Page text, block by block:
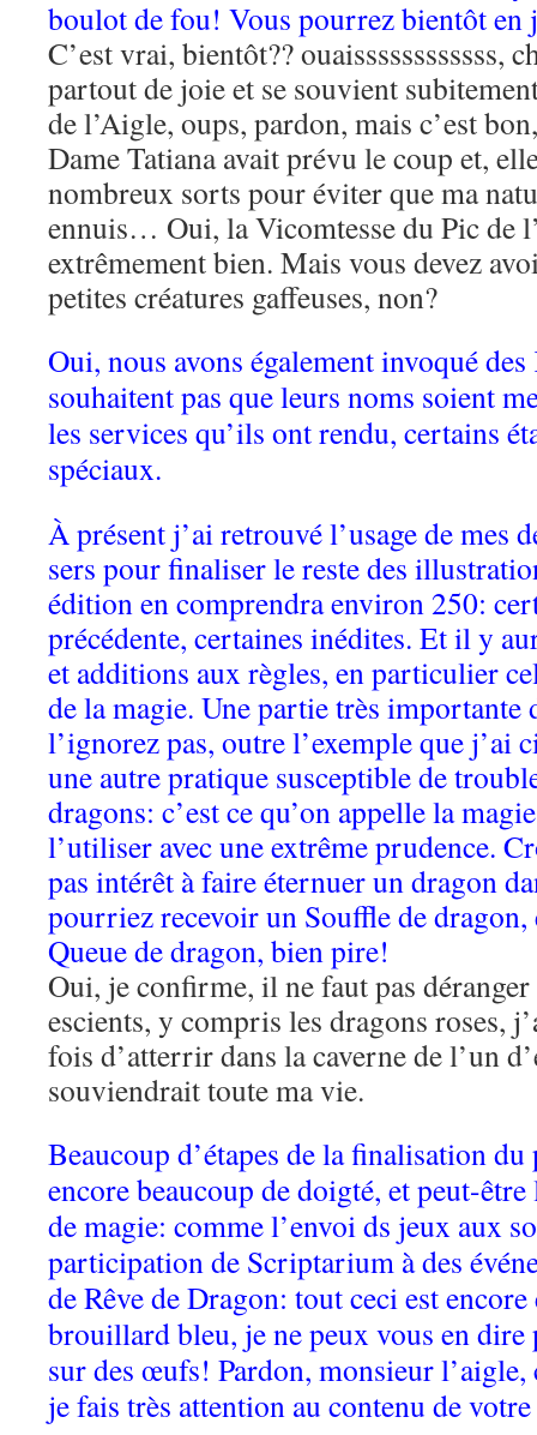
boulot de fou! Vous pourrez bientôt en
C’est vrai, bientôt?? ouaissssssssssss,
partout de joie et se souvient
de l’Aigle, oups, pardon, mais c’est
Dame Tatiana avait prévu le coup et,
nombreux sorts pour éviter que ma
ennuis… Oui, la Vicomtesse du Pic de
extrêmement bien. Mais vous devez
petites créatures gaffeuses, non?
Oui, nous avons également invoqué
souhaitent pas que leurs noms soient
les services qu’ils ont rendu, certains
spéciaux.
À présent j’ai retrouvé l’usage de mes
sers pour finaliser le reste des
édition en comprendra environ 250:
précédente, certaines inédites. Et il y
et additions aux règles, en particulier
de la magie. Une partie très importante
l’ignorez pas, outre l’exemple que j’ai
une autre pratique susceptible de
dragons: c’est ce qu’on appelle la
l’utiliser avec une extrême prudence.
pas intérêt à faire éternuer un dragon
pourriez recevoir un Souffle de dragon,
Queue de dragon, bien pire!
Oui, je confirme, il ne faut pas
escients, y compris les dragons roses,
fois d’atterrir dans la caverne de l’un
souviendrait toute ma vie.
Beaucoup d’étapes de la finalisation
encore beaucoup de doigté, et peut-
de magie: comme l’envoi ds jeux aux
participation de Scriptarium à des
de Rêve de Dragon: tout ceci est
brouillard bleu, je ne peux vous en dire
sur des œufs! Pardon, monsieur l’aigle,
je fais très attention au contenu de